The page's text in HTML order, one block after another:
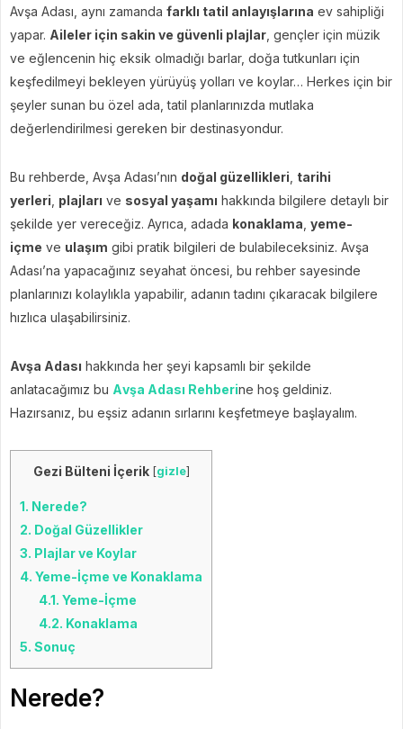
Avşa Adası, aynı zamanda farklı tatil anlayışlarına ev sahipliği
yapar. Aileler için sakin ve güvenli plajlar , gençler için müzik
ve eğlencenin hiç eksik olmadığı barlar, doğa tutkunları için
keşfedilmeyi bekleyen yürüyüş yolları ve koylar… Herkes için bir
şeyler sunan bu özel ada, tatil planlarınızda mutlaka
değerlendirilmesi gereken bir destinasyondur.
Bu rehberde, Avşa Adası’nın doğal güzellikleri tarihi
yerleri plajları ve sosyal yaşamı hakkında bilgilere detaylı bir
şekilde yer vereceğiz. Ayrıca, adada konaklama yeme-
içme ve ulaşım gibi pratik bilgileri de bulabileceksiniz. Avşa
Adası’na yapacağınız seyahat öncesi, bu rehber sayesinde
planlarınızı kolaylıkla yapabilir, adanın tadını çıkaracak bilgilere
hızlıca ulaşabilirsiniz.
Avşa Adası hakkında her şeyi kapsamlı bir şekilde
anlatacağımız bu Avşa Adası Rehberine hoş geldiniz.
Hazırsanız, bu eşsiz adanın sırlarını keşfetmeye başlayalım.
Gezi Bülteni İçerik [gizle]
1. Nerede?
2. Doğal Güzellikler
3. Plajlar ve Koylar
4. Yeme-İçme ve Konaklama
4.1. Yeme-İçme
4.2. Konaklama
5. Sonuç
Nerede?